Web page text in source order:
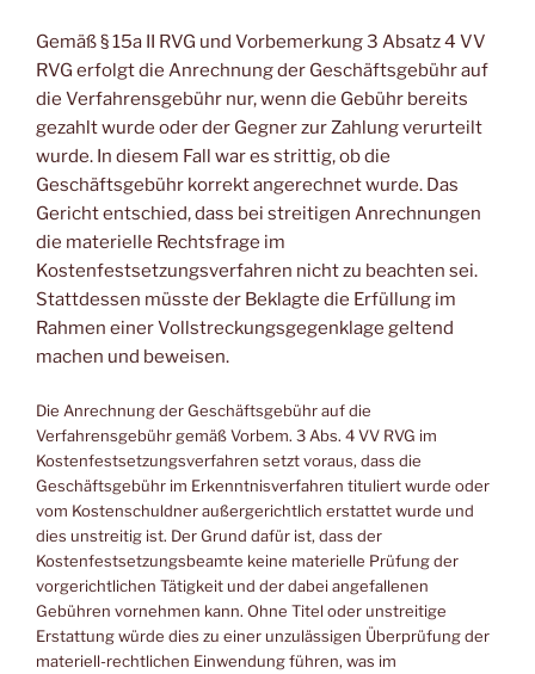
Gemäß § 15a II RVG und Vorbemerkung 3 Absatz 4 VV
RVG erfolgt die Anrechnung der Geschäftsgebühr auf
die Verfahrensgebühr nur, wenn die Gebühr bereits
gezahlt wurde oder der Gegner zur Zahlung verurteilt
wurde. In diesem Fall war es strittig, ob die
Geschäftsgebühr korrekt angerechnet wurde. Das
Gericht entschied, dass bei streitigen Anrechnungen
die materielle Rechtsfrage im
Kostenfestsetzungsverfahren nicht zu beachten sei.
Stattdessen müsste der Beklagte die Erfüllung im
Rahmen einer Vollstreckungsgegenklage geltend
machen und beweisen.
Die Anrechnung der Geschäftsgebühr auf die
Verfahrensgebühr gemäß Vorbem. 3 Abs. 4 VV RVG im
Kostenfestsetzungsverfahren setzt voraus, dass die
Geschäftsgebühr im Erkenntnisverfahren tituliert wurde oder
vom Kostenschuldner außergerichtlich erstattet wurde und
dies unstreitig ist. Der Grund dafür ist, dass der
Kostenfestsetzungsbeamte keine materielle Prüfung der
vorgerichtlichen Tätigkeit und der dabei angefallenen
Gebühren vornehmen kann. Ohne Titel oder unstreitige
Erstattung würde dies zu einer unzulässigen Überprüfung der
materiell-rechtlichen Einwendung führen, was im